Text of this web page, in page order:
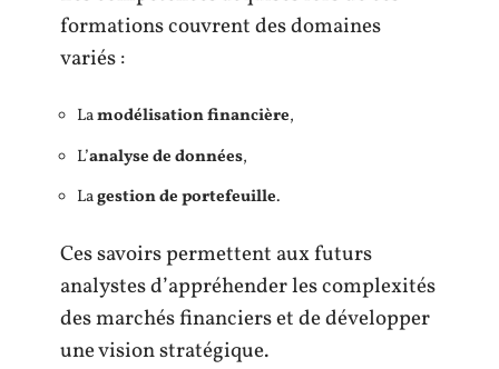
formations couvrent des domaines
variés :
Lamodélisation financière,
L’analyse de données,
Lagestion de portefeuille.
Ces savoirs permettent aux futurs
analystes d’appréhender les complexités
des marchés financiers et de développer
une vision stratégique.